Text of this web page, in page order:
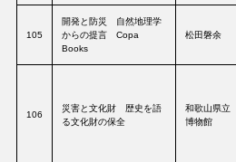
105
開発と防災 自然地理学
からの提言 Copa
Books
松田磐余
106
災害と文化財 歴史を語
る文化財の保全
和歌山県立
博物館